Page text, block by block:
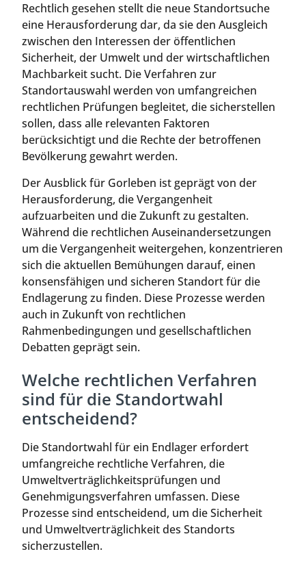
Rechtlich gesehen stellt die neue Standortsuche
eine Herausforderung dar, da sie den Ausgleich
zwischen den Interessen der öffentlichen
Sicherheit, der Umwelt und der wirtschaftlichen
Machbarkeit sucht. Die Verfahren zur
Standortauswahl werden von umfangreichen
rechtlichen Prüfungen begleitet, die sicherstellen
sollen, dass alle relevanten Faktoren
berücksichtigt und die Rechte der betroffenen
Bevölkerung gewahrt werden.
Der Ausblick für Gorleben ist geprägt von der
Herausforderung, die Vergangenheit
aufzuarbeiten und die Zukunft zu gestalten.
Während die rechtlichen Auseinandersetzungen
um die Vergangenheit weitergehen, konzentrieren
sich die aktuellen Bemühungen darauf, einen
konsensfähigen und sicheren Standort für die
Endlagerung zu finden. Diese Prozesse werden
auch in Zukunft von rechtlichen
Rahmenbedingungen und gesellschaftlichen
Debatten geprägt sein.
Welche rechtlichen Verfahren
sind für die Standortwahl
entscheidend?
Die Standortwahl für ein Endlager erfordert
umfangreiche rechtliche Verfahren, die
Umweltverträglichkeitsprüfungen und
Genehmigungsverfahren umfassen. Diese
Prozesse sind entscheidend, um die Sicherheit
und Umweltverträglichkeit des Standorts
sicherzustellen.